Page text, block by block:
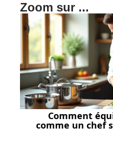
Zoom sur ...
Comment
comme un chef